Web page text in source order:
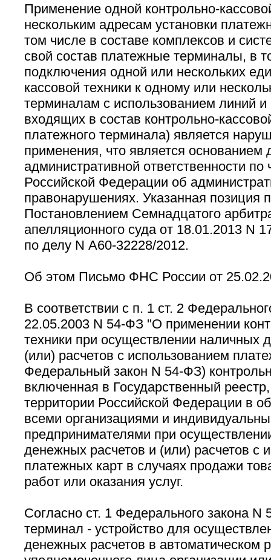
Применение одной контрольно-
нескольким адресам установки
том числе в составе комплексов и
свой состав платежные терминалы, в
подключения одной или нескольких
кассовой техники к одному или
терминалам с использованием линий и
входящих в состав контрольно-
платежного терминала) является
применения, что является основанием
административной ответственности по
Российской Федерации об
правонарушениях. Указанная позиция
Постановлением Семнадцатого
апелляционного суда от 18.01.2013 N
по делу N А60-32228/2012.
Об этом Письмо ФНС России от
В соответствии с п. 1 ст. 2
22.05.2003 N 54-ФЗ ''О применении
техники при осуществлении наличных
(или) расчетов с использованием
Федеральный закон N 54-ФЗ)
включенная в Государственный
территории Российской Федерации в
всеми организациями и
предпринимателями при
денежных расчетов и (или) расчетов с
платежных карт в случаях продажи
работ или оказания услуг.
Согласно ст. 1 Федерального закона
терминал - устройство для
денежных расчетов в автоматическом